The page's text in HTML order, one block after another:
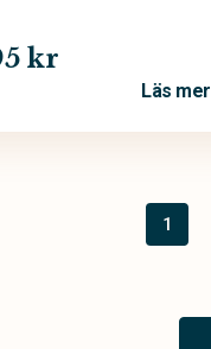
– Zitrin
kr
Läs mer
1